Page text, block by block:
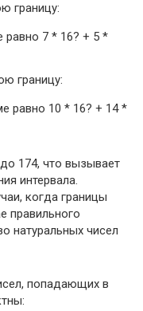
границу:
равно 7 * 16? + 5 *
границу:
равно 10 * 16? + 14 *
174, что вызывает
интервала.
когда границы
правильного
натуральных чисел
попадающих в